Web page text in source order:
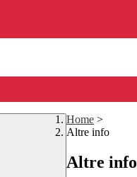
Home >
Altre info
Altre info